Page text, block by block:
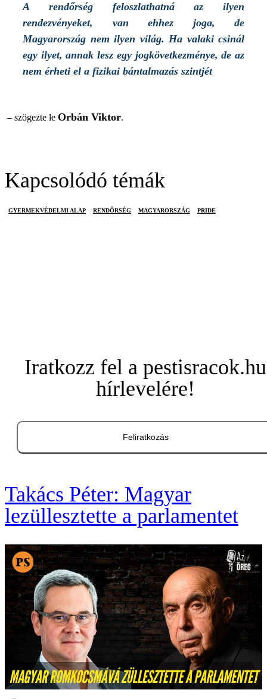
A rendőrség feloszlathatná az ilyen
rendezvényeket, van ehhez joga, de
Magyarország nem ilyen világ. Ha valaki csinál
egy ilyet, annak lesz egy jogkövetkezménye, de az
nem érheti el a fizikai bántalmazás szintjét
– szögezte le Orbán Viktor.
Kapcsolódó témák
GYERMEKVÉDELMI ALAP RENDŐRSÉG MAGYARORSZÁG PRIDE
Iratkozz fel a pestisracok.hu
hírlevelére!
Feliratkozás
Takács Péter: Magyar
lezüllesztette a parlamentet